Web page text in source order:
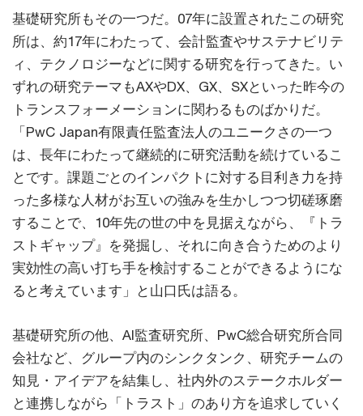
基礎研究所もその一つだ。07年に設置されたこの研究
所は、約17年にわたって、会計監査やサステナビリテ
ィ、テクノロジーなどに関する研究を行ってきた。い
ずれの研究テーマもAXやDX、GX、SXといった昨今の
トランスフォーメーションに関わるものばかりだ。
「PwC Japan有限責任監査法人のユニークさの一つ
は、長年にわたって継続的に研究活動を続けているこ
とです。課題ごとのインパクトに対する目利き力を持
った多様な人材がお互いの強みを生かしつつ切磋琢磨
することで、10年先の世の中を見据えながら、『トラ
ストギャップ』を発掘し、それに向き合うためのより
実効性の高い打ち手を検討することができるようにな
ると考えています」と山口氏は語る。
基礎研究所の他、AI監査研究所、PwC総合研究所合同
会社など、グループ内のシンクタンク、研究チームの
知見・アイデアを結集し、社内外のステークホルダー
と連携しながら「トラスト」のあり方を追求していく